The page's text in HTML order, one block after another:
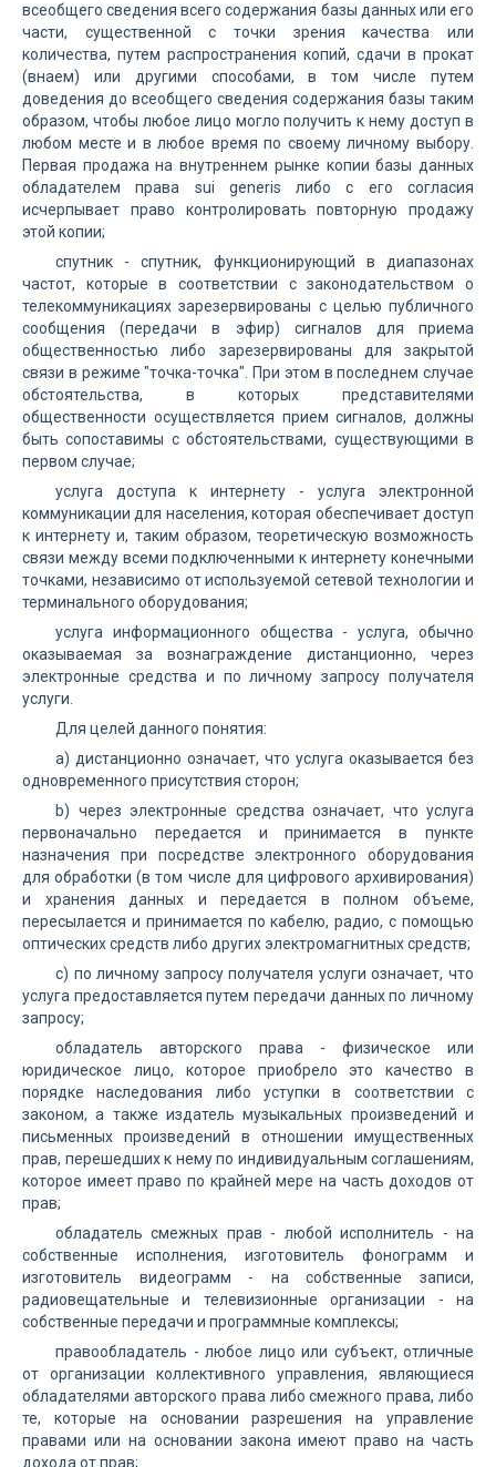
всеобщего сведения всего содержания базы данных или его
части, существенной с точки зрения качества или
количества, путем распространения копий, сдачи в прокат
(внаем) или другими способами, в том числе путем
доведения до всеобщего сведения содержания базы таким
образом, чтобы любое лицо могло получить к нему доступ в
любом месте и в любое время по своему личному выбору.
Первая продажа на внутреннем рынке копии базы данных
обладателем права sui generis либо с его согласия
исчерпывает право контролировать повторную продажу
этой копии;
спутник - спутник, функционирующий в диапазонах
частот, которые в соответствии с законодательством о
телекоммуникациях зарезервированы с целью публичного
сообщения (передачи в эфир) сигналов для приема
общественностью либо зарезервированы для закрытой
связи в режиме "точка-точка". При этом в последнем случае
обстоятельства, в которых представителями
общественности осуществляется прием сигналов, должны
быть сопоставимы с обстоятельствами, существующими в
первом случае;
услуга доступа к интернету - услуга электронной
коммуникации для населения, которая обеспечивает доступ
к интернету и, таким образом, теоретическую возможность
связи между всеми подключенными к интернету конечными
точками, независимо от используемой сетевой технологии и
терминального оборудования;
услуга информационного общества - услуга, обычно
оказываемая за вознаграждение дистанционно, через
электронные средства и по личному запросу получателя
услуги.
Для целей данного понятия:
a) дистанционно означает, что услуга оказывается без
одновременного присутствия сторон;
b) через электронные средства означает, что услуга
первоначально передается и принимается в пункте
назначения при посредстве электронного оборудования
для обработки (в том числе для цифрового архивирования)
и хранения данных и передается в полном объеме,
пересылается и принимается по кабелю, радио, с помощью
оптических средств либо других электромагнитных средств;
c) по личному запросу получателя услуги означает, что
услуга предоставляется путем передачи данных по личному
запросу;
обладатель авторского права - физическое или
юридическое лицо, которое приобрело это качество в
порядке наследования либо уступки в соответствии с
законом, а также издатель музыкальных произведений и
письменных произведений в отношении имущественных
прав, перешедших к нему по индивидуальным соглашениям,
которое имеет право по крайней мере на часть доходов от
прав;
обладатель смежных прав - любой исполнитель - на
собственные исполнения, изготовитель фонограмм и
изготовитель видеограмм - на собственные записи,
радиовещательные и телевизионные организации - на
собственные передачи и программные комплексы;
правообладатель - любое лицо или субъект, отличные
от организации коллективного управления, являющиеся
обладателями авторского права либо смежного права, либо
те, которые на основании разрешения на управление
правами или на основании закона имеют право на часть
дохода от прав;